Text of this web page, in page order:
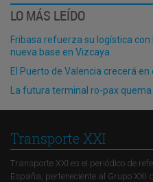
LO MÁS LEÍDO
Fribasa refuerza su logística
nueva base en Vizcaya
El Puerto de Valencia crecerá
La futura terminal ro-pax
Transporte XXI
Transporte XXI es el periódico de
España, perteneciente al Grupo XXI